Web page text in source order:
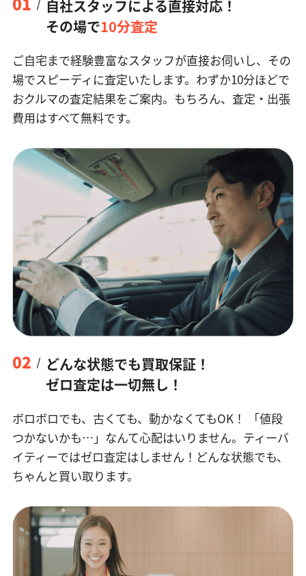
自社スタッフによる直接対応！
その場で10分査定
ご自宅まで経験豊富なスタッフが直接お伺いし、その
場でスピーディに査定いたします。 わずか10分ほどで
おクルマの査定結果をご案内。もちろん、査定・出張
費用はすべて無料です。
02
どんな状態でも買取保証！
ゼロ査定は一切無し！
ボロボロでも、古くても、動かなくてもOK！
「値段
つかないかも…」なんて心配はいりません。ティーバ
イティーではゼロ査定はしません！どんな状態でも、
ちゃんと買い取ります。